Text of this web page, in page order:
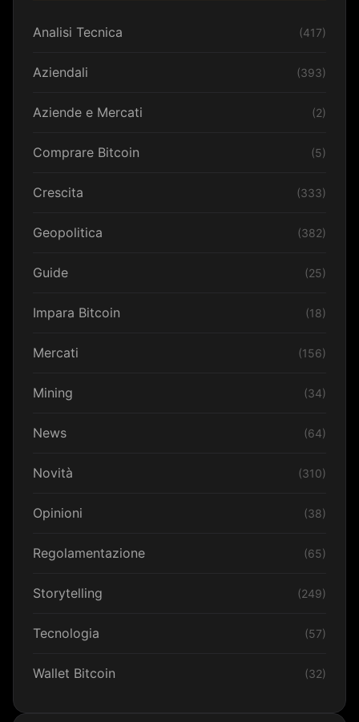
Analisi Tecnica (417)
Aziendali (393)
Aziende e Mercati (2)
Comprare Bitcoin (5)
Crescita (333)
Geopolitica (382)
Guide (25)
Impara Bitcoin (18)
Mercati (156)
Mining (34)
News (64)
Novità (310)
Opinioni (38)
Regolamentazione (65)
Storytelling (249)
Tecnologia (57)
Wallet Bitcoin (32)